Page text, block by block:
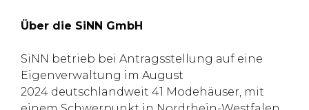
Über die SiNN GmbH
SiNN betrieb bei Antragsstellung auf eine
Eigenverwaltung im August
2024 deutschlandweit 41 Modehäuser, mit